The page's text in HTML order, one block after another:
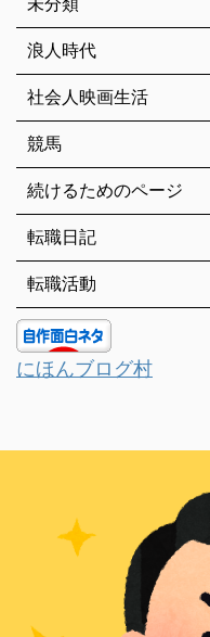
浪人時代
社会人映画生活
競馬
続けるためのページ
転職日記
転職活動
にほんブログ村